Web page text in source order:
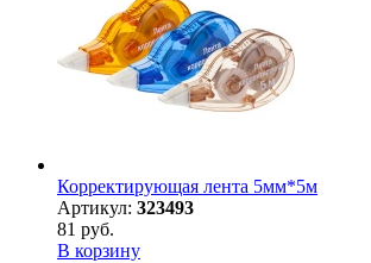
Корректирующая лента 5мм*5м
Артикул: 323493
81 руб.
В корзину